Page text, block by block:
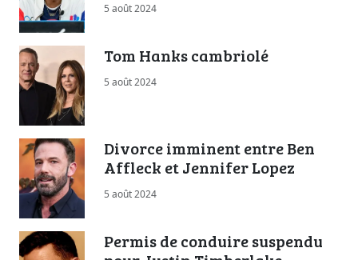
5 août 2024
Tom Hanks cambriolé
5 août 2024
Divorce imminent entre Ben
Affleck et Jennifer Lopez
5 août 2024
Permis de conduire suspendu